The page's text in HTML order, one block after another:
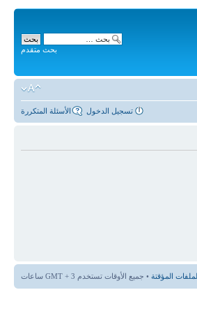
بحث متقدم
الأسئلة المتكررة تسجيل الدخول
المؤقتة • جميع الأوقات تستخدم GMT + 3 ساعات